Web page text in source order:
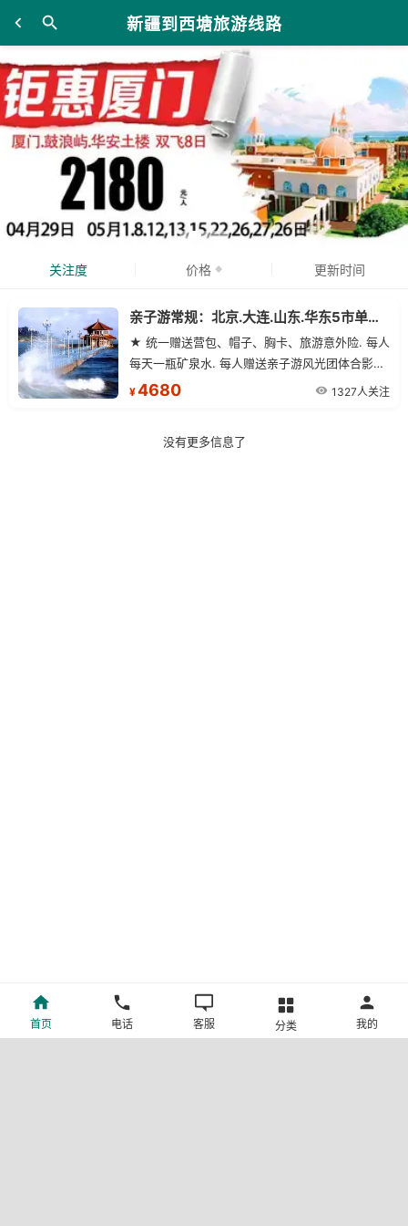
新疆到西塘旅游线路
关注度 价格 更新时间
亲子游常规：北京.大连.山东.华东5市单飞15日游
★ 统一赠送营包、帽子、胸卡、旅游意外险. 每人
每天一瓶矿泉水. 每人赠送亲子游风光团体合影一
张.
¥4680 1327人关注
没有更多信息了
首页 电话 客服 分类 我的